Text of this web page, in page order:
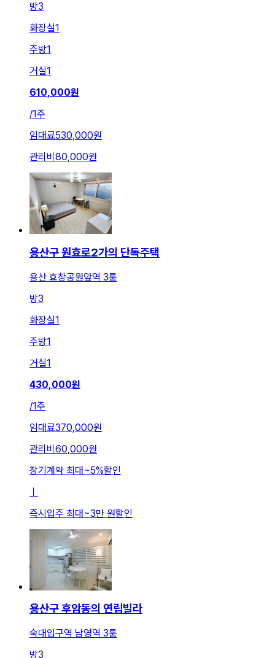
방3
화장실1
주방1
거실1
610,000원
/1주
임대료530,000원
관리비 80,000원
용산구 원효로2가의 단독주택
용산 효창공원앞역 3룸
방3
화장실1
주방1
거실1
430,000원
/1주
임대료370,000원
관리비 60,000원
장기계약 최대~5%할인
ㅣ
즉시입주 최대~3만 원할인
용산구 후암동의 연립빌라
숙대입구역 남영역 3룸
방3